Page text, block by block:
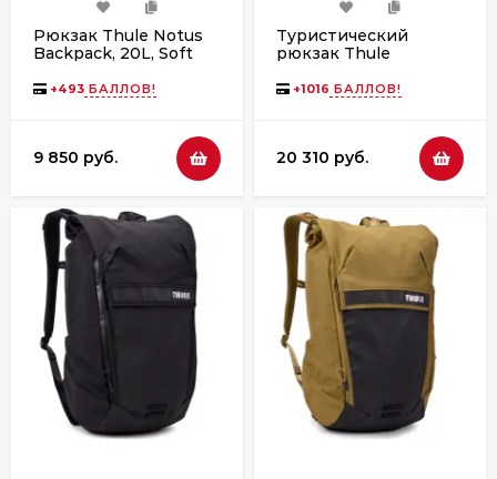
Рюкзак Thule Notus
Backpack, 20L, Soft
+493 БАЛЛОВ!
9 850 руб.
Туристический
рюкзак Thule
40L, Hazy Green
+1016 БАЛЛОВ!
20 310 руб.